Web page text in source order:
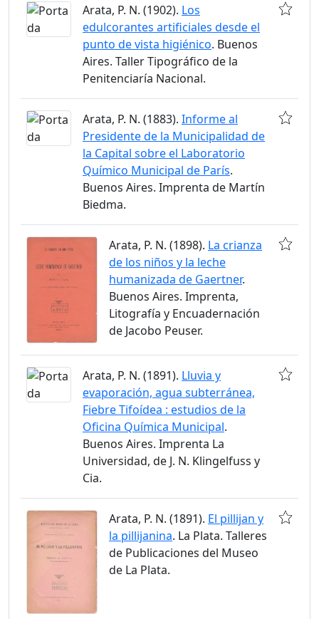
Arata, P. N. (1902). Los
edulcorantes artificiales desde el
punto de vista higiénico. Buenos
Aires. Taller Tipográfico de la
Penitenciaría Nacional.
Arata, P. N. (1883). Informe al
Presidente de la Municipalidad de
la Capital sobre el Laboratorio
Químico Municipal de París.
Buenos Aires. Imprenta de Martín
Biedma.
Arata, P. N. (1898). La crianza
de los niños y la leche
humanizada de Gaertner.
Buenos Aires. Imprenta,
Litografía y Encuadernación
de Jacobo Peuser.
Arata, P. N. (1891). Lluvia y
evaporación, agua subterránea,
Fiebre Tifoídea : estudios de la
Oficina Química Municipal.
Buenos Aires. Imprenta La
Universidad, de J. N. Klingelfuss y
Cia.
Arata, P. N. (1891). El pillijan y
la pillijanina. La Plata. Talleres
de Publicaciones del Museo
de La Plata.